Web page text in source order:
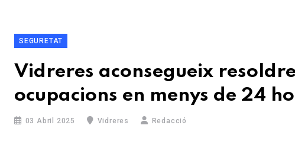
SEGURETAT
Vidreres aconsegueix
ocupacions en menys de 24
03 Abril 2025 Vidreres Redacció